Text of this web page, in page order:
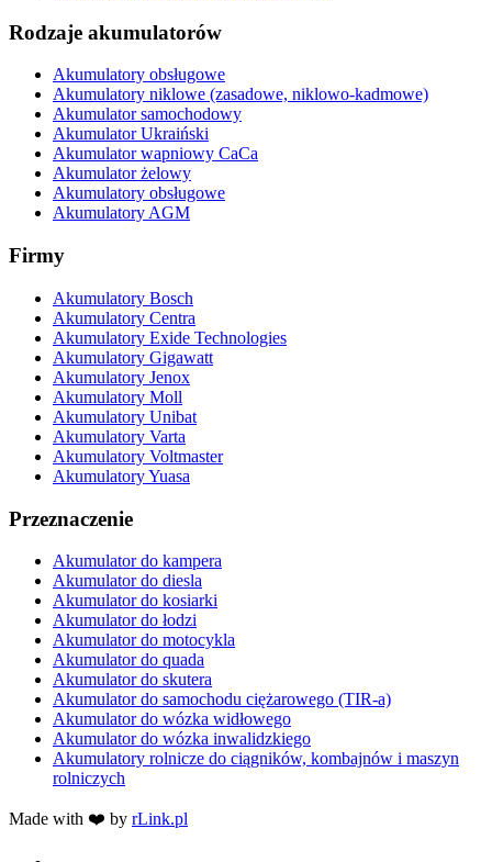
Rodzaje akumulatorów
Akumulatory obsługowe
Akumulatory niklowe (zasadowe, niklowo-kadmowe)
Akumulator samochodowy
Akumulator Ukraiński
Akumulator wapniowy CaCa
Akumulator żelowy
Akumulatory obsługowe
Akumulatory AGM
Firmy
Akumulatory Bosch
Akumulatory Centra
Akumulatory Exide Technologies
Akumulatory Gigawatt
Akumulatory Jenox
Akumulatory Moll
Akumulatory Unibat
Akumulatory Varta
Akumulatory Voltmaster
Akumulatory Yuasa
Przeznaczenie
Akumulator do kampera
Akumulator do diesla
Akumulator do kosiarki
Akumulator do łodzi
Akumulator do motocykla
Akumulator do quada
Akumulator do skutera
Akumulator do samochodu ciężarowego (TIR-a)
Akumulator do wózka widłowego
Akumulator do wózka inwalidzkiego
Akumulatory rolnicze do ciągników, kombajnów i maszyn
rolniczych
Made with ❤️ by rLink.pl